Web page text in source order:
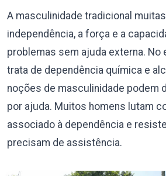
A masculinidade tradicional
independência, a força e a
problemas sem ajuda externa. No
trata de dependência química e
noções de masculinidade podem
por ajuda. Muitos homens lutam
associado à dependência e
precisam de assistência.